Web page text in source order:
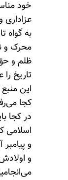
خود
به گواه
محرک و
ظلم و
تاریخ
این
کجا
در کجا
اسلامی
و
و